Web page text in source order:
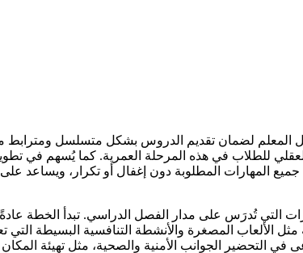
المعلم لضمان تقديم الدروس بشكل متسلسل ومترابط
للطلاب في هذه المرحلة العمرية. كما يُسهم في
المهارات المطلوبة دون إغفال أو تكرار، ويساعد على
تُدرَس على مدار الفصل الدراسي. تبدأ الخطة عادةً
الألعاب المصغرة والأنشطة التنافسية البسيطة
الجوانب الأمنية والصحية، مثل تهيئة المكان